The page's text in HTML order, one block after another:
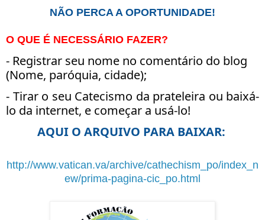
NÃO PERCA A OPORTUNIDADE!
O QUE É NECESSÁRIO FAZER?
- Registrar seu nome no comentário do blog
(Nome, paróquia, cidade);
- Tirar o seu Catecismo da prateleira ou baixá-
lo da internet, e começar a usá-lo!
AQUI O ARQUIVO PARA BAIXAR:
http://www.vatican.va/archive/cathechism_po/index_n
ew/prima-pagina-cic_po.html